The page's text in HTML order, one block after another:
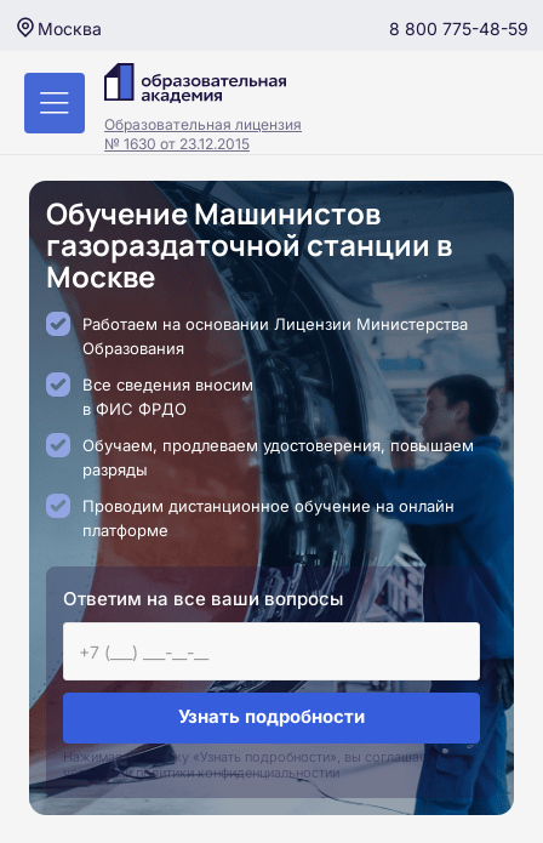
Москва 8 800 775-48-59
Образовательная лицензия
№ 1630 от 23.12.2015
Обучение Машинистов
газораздаточной станции в
Москве
Работаем на основании Лицензии Министерства
Образования
Все сведения вносим
в ФИС ФРДО
Обучаем, продлеваем удостоверения, повышаем
разряды
Проводим дистанционное обучение на онлайн
платформе
Ответим на все ваши вопросы
Узнать подробности
Нажимая на кнопку «Узнать подробности», вы соглашаетесь с
условиями политики конфиденциальностии